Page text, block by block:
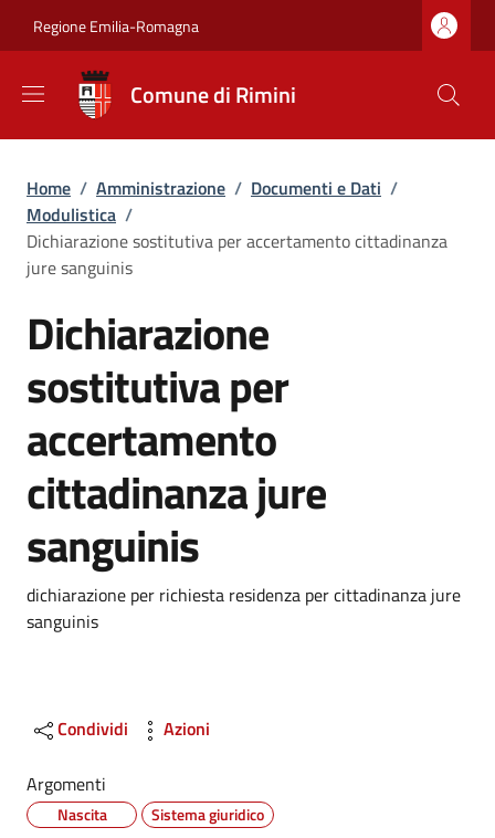
Regione Emilia-Romagna
Comune di Rimini
Briciole di pane
Home / Amministrazione / Documenti e Dati /
Modulistica /
Dichiarazione sostitutiva per accertamento cittadinanza
jure sanguinis
Dichiarazione
sostitutiva per
accertamento
cittadinanza jure
sanguinis
Dettagli
dichiarazione per richiesta residenza per cittadinanza jure
sanguinis
Condividi Azioni
Argomenti
Nascita Sistema giuridico